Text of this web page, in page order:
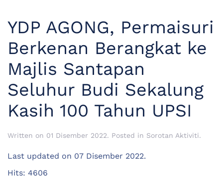
YDP AGONG, Permaisuri
Berkenan Berangkat ke
Majlis Santapan
Seluhur Budi Sekalung
Kasih 100 Tahun UPSI
Written on 01 Disember 2022. Posted in Sorotan Aktiviti.
Last updated on 07 Disember 2022.
Hits: 4606